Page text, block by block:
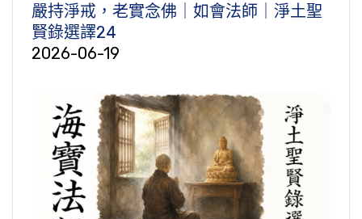
嚴持淨戒，老實念佛｜如會法師｜淨土聖
賢錄選譯24
2026-06-19